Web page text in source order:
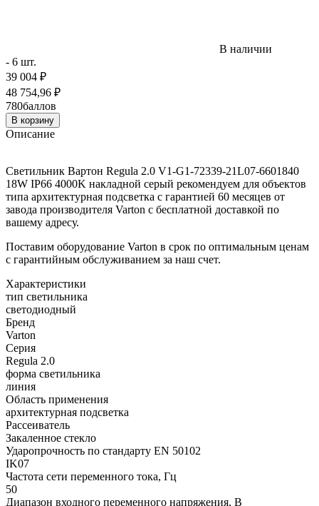
В наличии
- 6 шт.
39 004 ₽
48 754,96 ₽
780баллов
В корзину
Описание
Светильник Вартон Regula 2.0 V1-G1-72339-21L07-6601840
18W IP66 4000K накладной серый рекомендуем для объектов
типа архитектурная подсветка с гарантией 60 месяцев от
завода производителя Varton с бесплатной доставкой по
вашему адресу.
Поставим оборудование Varton в срок по оптимальным ценам
с гарантийным обслуживанием за наш счет.
Характеристики
тип светильника
светодиодный
Бренд
Varton
Серия
Regula 2.0
форма светильника
линия
Область применения
архитектурная подсветка
Рассеиватель
Закаленное стекло
Ударопрочность по стандарту EN 50102
IK07
Частота сети переменного тока, Гц
50
Диапазон входного переменного напряжения, В